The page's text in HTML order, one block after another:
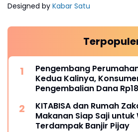
Designed by Kabar Satu
Pengembang
Kedua Kalinya,
Pengembalian Dana
KITABISA dan Rumah
Makanan Siap Saji untuk
Terdampak Banjir Pijay